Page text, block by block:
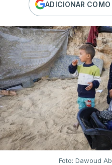
ADICIONAR
Foto: Dawoud